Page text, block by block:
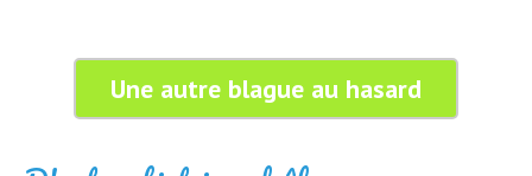
Une autre blague au hasard